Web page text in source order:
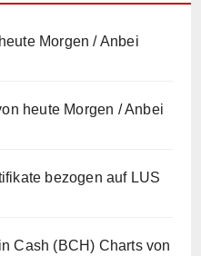
Morgen / Anbei
heute Morgen / Anbei
bezogen auf LUS
Cash (BCH) Charts von